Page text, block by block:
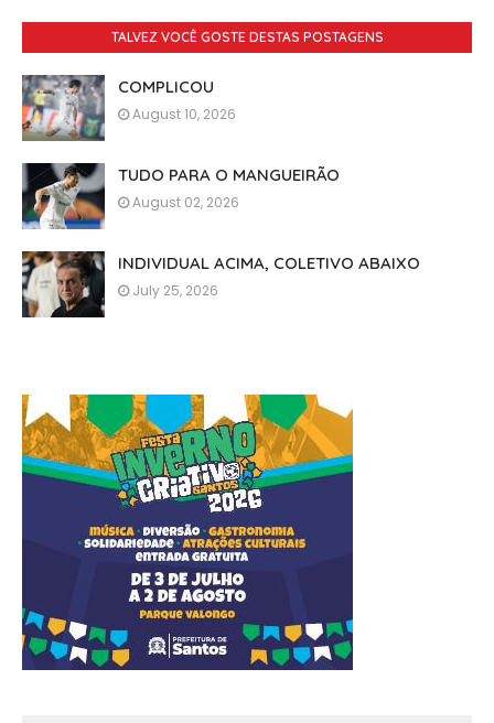
TALVEZ VOCÊ GOSTE DESTAS POSTAGENS
COMPLICOU
August 10, 2026
TUDO PARA O MANGUEIRÃO
August 02, 2026
INDIVIDUAL ACIMA, COLETIVO ABAIXO
July 25, 2026